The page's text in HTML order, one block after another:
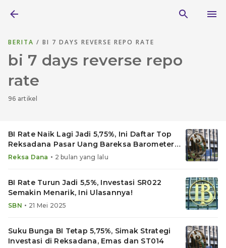
BERITA / BI 7 DAYS REVERSE REPO RATE
bi 7 days reverse repo
rate
96 artikel
BI Rate Naik Lagi Jadi 5,75%, Ini Daftar Top
Reksadana Pasar Uang Bareksa Barometer
Mei 2026
Reksa Dana • 2 bulan yang lalu
BI Rate Turun Jadi 5,5%, Investasi SR022
Semakin Menarik, Ini Ulasannya!
SBN • 21 Mei 2025
Suku Bunga BI Tetap 5,75%, Simak Strategi
Investasi di Reksadana, Emas dan ST014